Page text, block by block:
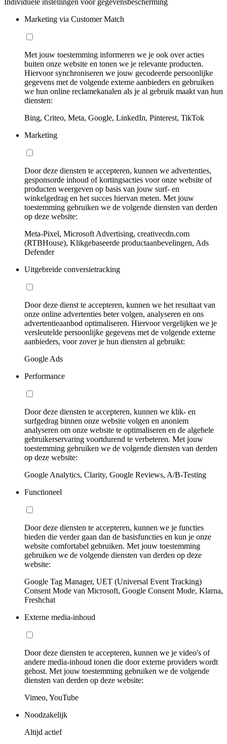
Individuele instellingen voor gegevensbescherming
Marketing via Customer Match
Met jouw toestemming informeren we je ook over acties
buiten onze website en tonen we je relevante producten.
Hiervoor synchroniseren we jouw gecodeerde persoonlijke
gegevens met de volgende externe aanbieders en gebruiken
we hun online reclamekanalen als je al gebruik maakt van hun
diensten:
Bing, Criteo, Meta, Google, LinkedIn, Pinterest, TikTok
Marketing
Door deze diensten te accepteren, kunnen we advertenties,
gesponsorde inhoud of kortingsacties voor onze website of
producten weergeven op basis van jouw surf- en
winkelgedrag en het succes hiervan meten. Met jouw
toestemming gebruiken we de volgende diensten van derden
op deze website:
Meta-Pixel, Microsoft Advertising, creativecdn.com
(RTBHouse), Klikgebaseerde productaanbevelingen, Ads
Defender
Uitgebreide conversietracking
Door deze dienst te accepteren, kunnen we het resultaat van
onze online advertenties beter volgen, analyseren en ons
advertentieaanbod optimaliseren. Hiervoor vergelijken we je
versleutelde persoonlijke gegevens met de volgende externe
aanbieders, voor zover je hun diensten al gebruikt:
Google Ads
Performance
Door deze diensten te accepteren, kunnen we klik- en
surfgedrag binnen onze website volgen en anoniem
analyseren om onze website te optimaliseren en de algehele
gebruikerservaring voortdurend te verbeteren. Met jouw
toestemming gebruiken we de volgende diensten van derden
op deze website:
Google Analytics, Clarity, Google Reviews, A/B-Testing
Functioneel
Door deze diensten te accepteren, kunnen we je functies
bieden die verder gaan dan de basisfuncties en kun je onze
website comfortabel gebruiken. Met jouw toestemming
gebruiken we de volgende diensten van derden op deze
website:
Google Tag Manager, UET (Universal Event Tracking)
Consent Mode van Microsoft, Google Consent Mode, Klarna,
Freshchat
Externe media-inhoud
Door deze diensten te accepteren, kunnen we je video's of
andere media-inhoud tonen die door externe providers wordt
gehost. Met jouw toestemming gebruiken we de volgende
diensten van derden op deze website:
Vimeo, YouTube
Noodzakelijk
Altijd actief